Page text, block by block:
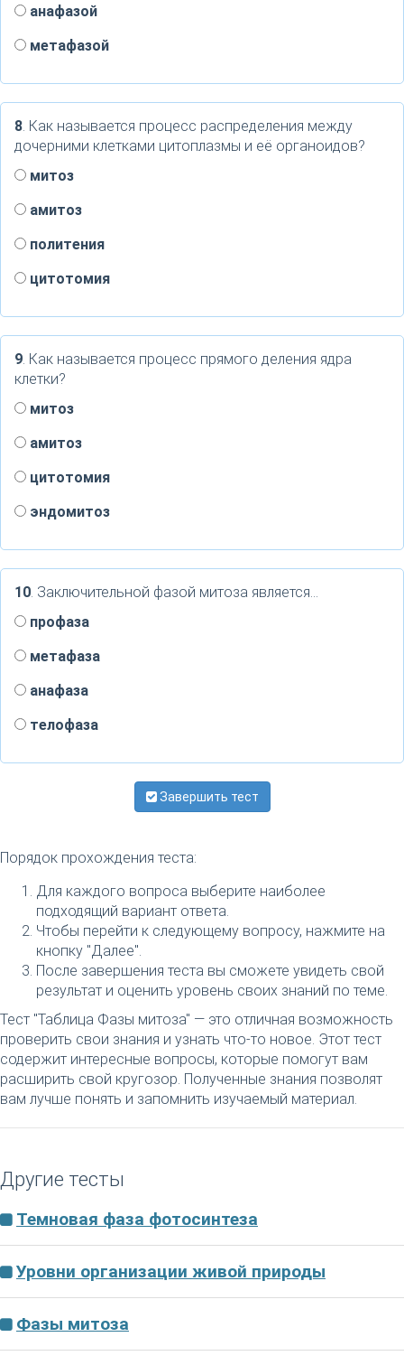
анафазой
метафазой
8. Как называется процесс распределения между
дочерними клетками цитоплазмы и её органоидов?
митоз
амитоз
политения
цитотомия
9. Как называется процесс прямого деления ядра
клетки?
митоз
амитоз
цитотомия
эндомитоз
10. Заключительной фазой митоза является…
профаза
метафаза
анафаза
телофаза
Завершить тест
Порядок прохождения теста:
Для каждого вопроса выберите наиболее
подходящий вариант ответа.
Чтобы перейти к следующему вопросу, нажмите на
кнопку "Далее".
После завершения теста вы сможете увидеть свой
результат и оценить уровень своих знаний по теме.
Тест "Таблица Фазы митоза" — это отличная возможность
проверить свои знания и узнать что-то новое. Этот тест
содержит интересные вопросы, которые помогут вам
расширить свой кругозор. Полученные знания позволят
вам лучше понять и запомнить изучаемый материал.
Другие тесты
Темновая фаза фотосинтеза
Уровни организации живой природы
Фазы митоза